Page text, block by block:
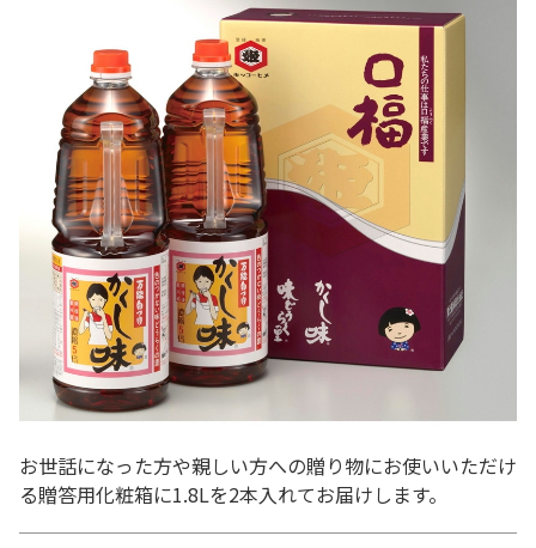
お世話になった方や親しい方への贈り物にお使いいただけ
る贈答用化粧箱に1.8Lを2本入れてお届けします。